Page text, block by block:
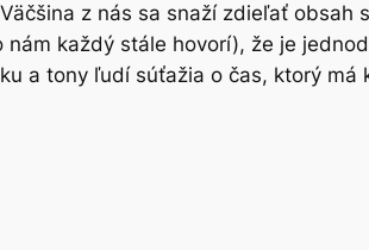
z nás sa snaží zdieľať obsah s
každý stále hovorí), že je
a tony ľudí súťažia o čas, ktorý má